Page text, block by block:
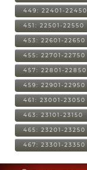
449: 22401-22450
451: 22501-22550
453: 22601-22650
455: 22701-22750
457: 22801-22850
459: 22901-22950
461: 23001-23050
463: 23101-23150
465: 23201-23250
467: 23301-23350